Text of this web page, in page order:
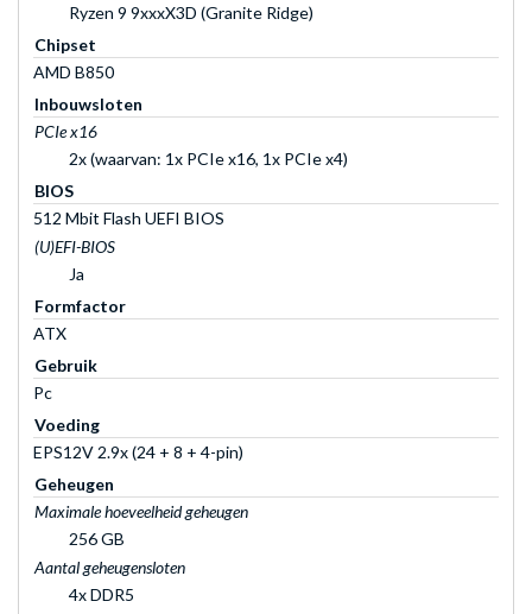
Ryzen 9 9xxxX3D (Granite Ridge)
Chipset
AMD B850
Inbouwsloten
PCIe x16
2x (waarvan: 1x PCIe x16, 1x PCIe x4)
BIOS
512 Mbit Flash UEFI BIOS
(U)EFI-BIOS
Ja
Formfactor
ATX
Gebruik
Pc
Voeding
EPS12V 2.9x (24 + 8 + 4-pin)
Geheugen
Maximale hoeveelheid geheugen
256 GB
Aantal geheugensloten
4x DDR5